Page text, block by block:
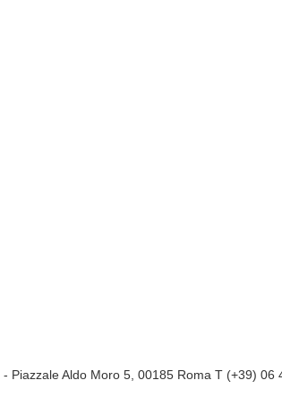
- Piazzale Aldo Moro 5, 00185 Roma T (+39)